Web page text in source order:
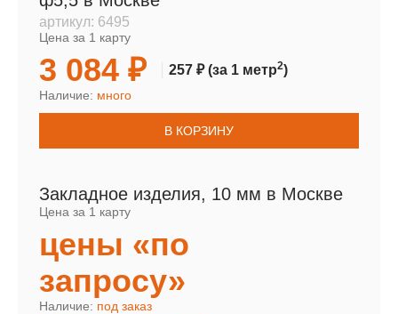
артикул: 6495
Цена за 1 карту
3 084 ₽ 257 ₽(за 1 метр2)
Наличие: много
В КОРЗИНУ
Закладное изделия, 10 мм в Москве
Цена за 1 карту
цены «по
запросу»
Наличие: под заказ